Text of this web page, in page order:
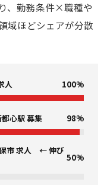
、勤務条件×職種や
域ほどシェアが分散
人 100%
心駅 募集 98%
市 求人 ← 伸び
50%